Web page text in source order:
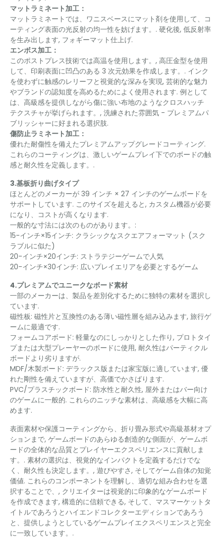
マットラミネート加工：
マットラミネートでは、ワニスベースにマット剤を使用して、コ
ーティング表面の光反射の均一性を妨げます。. 硬化後, 低反射率
を生み出します, フォギーマット仕上げ.
エンボス加工：
このポストプレス技術では高温を使用します。, 高圧金型を使用
して、印刷表面に凹凸のある 3 次元効果を作成します。. インク
を使わずに触感のレリーフと視覚的な深みを実現, 芸術的な魅力
やブランドの認知度を高めるためによく使用されます. 例として
は、高級感を提供しながら傷に強い布地のようなクロスハッチ
テクスチャが挙げられます。, 洗練された雰囲気 - プレミアムパ
ブリッシャーに好まれる選択肢.
傷防止ラミネート加工：
優れた耐傷性を備えたプレミアムアップグレードコーティング.
これらのコーティングは、激しいゲームプレイ下でのボードの触
感と耐久性を定義します。.
3.基板折り曲げタイプ
ほとんどのメーカーが 39 インチ × 27 インチのゲームボードを
サポートしています. このサイズを超えると, カスタム機器が必要
になり、コストが高くなります.
一般的な寸法には次のものがあります。:
15-インチ×15インチ: クラシックなスクエアフォーマット (スク
ラブルに似た)
20-インチ×20インチ: ストラテジーゲームで人気
20-インチ×30インチ: 広いプレイエリアを必要とするゲーム
4.プレミアムでユニークなボード素材
一部のメーカーは、製品を差別化するために独特の素材を選択し
ています.
磁性板: 磁性片と互換性のある薄い磁性層を組み込みます, 旅行ゲ
ームに最適です.
フォームコアボード: 軽量なのにしっかりとした作り, プロトタイ
プまたは大型プレーヤーのボードに使用, 耐久性はパーティクル
ボードより劣りますが.
MDF/木製ボード: デラックス版または家宝版に適しています, 優
れた剛性を備えていますが、高価でかさばります.
PVC/プラスチックボード: 防水性と耐久性, 屋外またはバー向け
のゲームに一般的. これらのニッチな素材は、高級感を大幅に高
めます.
表面素材や保護コーティングから、折り畳み形式や高級基材オプ
ションまで, ゲームボードのあらゆる創造的な側面が、ゲームボ
ードの全体的な品質とプレイヤーエクスペリエンスに貢献しま
す。. 素材の選択は、視覚的なインパクトを定義するだけでな
く、耐久性も決定します。, 遊びやすさ, そしてゲーム自体の知覚
価値. これらのコンポーネントを理解し、適切な組み合わせを選
択することで、, クリエイターは視覚的に印象的なゲームボード
を作成できます, 構造的に信頼できる, そして、マスマーケットタ
イトルであろうとハイエンドコレクターエディションであろう
と、提供しようとしているゲームプレイエクスペリエンスと完全
に一致しています。.